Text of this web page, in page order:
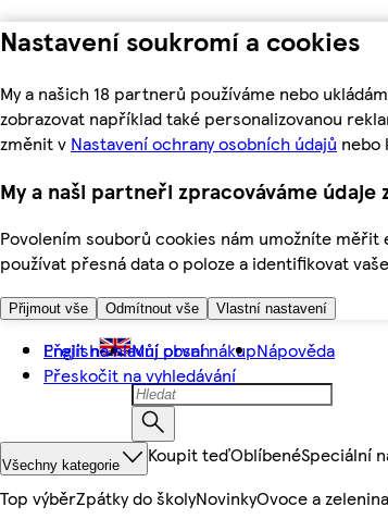
Nastavení soukromí a cookies
My a našich 18 partnerů používáme nebo
zobrazovat například také personalizovanou
změnit v Nastavení ochrany osobních údajů nebo
My a naši partneři zpracováváme
Povolením souborů cookies nám umožníte
používat přesná data o poloze a identifikovat
Přijmout vše Odmítnout vše Vlastní nastavení
Přejít na hlavní obsah
Přeskočit na vyhledávání
English Můj první nákupNápověda
Všechny kategorie Koupit teďOblíbenéSpeciální
Top výběrZpátky do školyNovinkyOvoce a zelenina